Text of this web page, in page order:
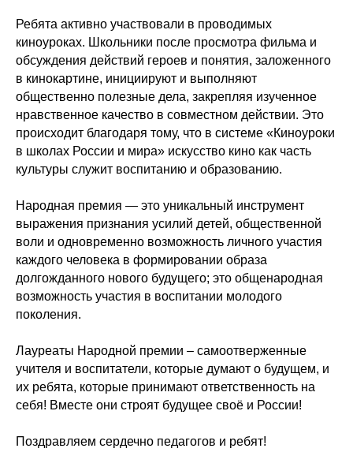
Ребята активно участвовали в проводимых
киноуроках. Школьники после просмотра фильма и
обсуждения действий героев и понятия, заложенного
в кинокартине, инициируют и выполняют
общественно полезные дела, закрепляя изученное
нравственное качество в совместном действии. Это
происходит благодаря тому, что в системе «Киноуроки
в школах России и мира» искусство кино как часть
культуры служит воспитанию и образованию.
Народная премия — это уникальный инструмент
выражения признания усилий детей, общественной
воли и одновременно возможность личного участия
каждого человека в формировании образа
долгожданного нового будущего; это общенародная
возможность участия в воспитании молодого
поколения.
Лауреаты Народной премии – самоотверженные
учителя и воспитатели, которые думают о будущем, и
их ребята, которые принимают ответственность на
себя! Вместе они строят будущее своё и России!
Поздравляем сердечно педагогов и ребят!